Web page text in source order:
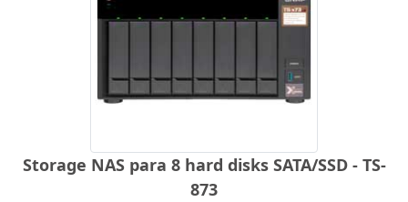
Storage NAS para 8 hard disks SATA/SSD - TS-
873